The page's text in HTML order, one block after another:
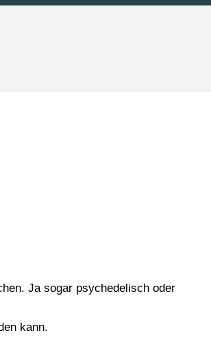
Ja sogar psychedelisch oder
kann.